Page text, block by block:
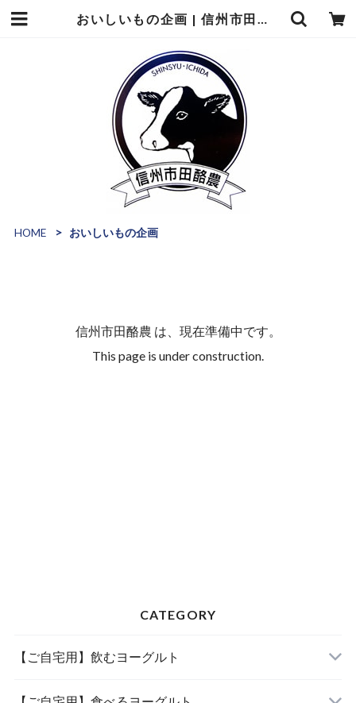
おいしいもの企画 | 信州市田酪農
HOME おいしいもの企画
信州市田酪農 は、現在準備中です。
This page is under construction.
CATEGORY
【ご自宅用】飲むヨーグルト